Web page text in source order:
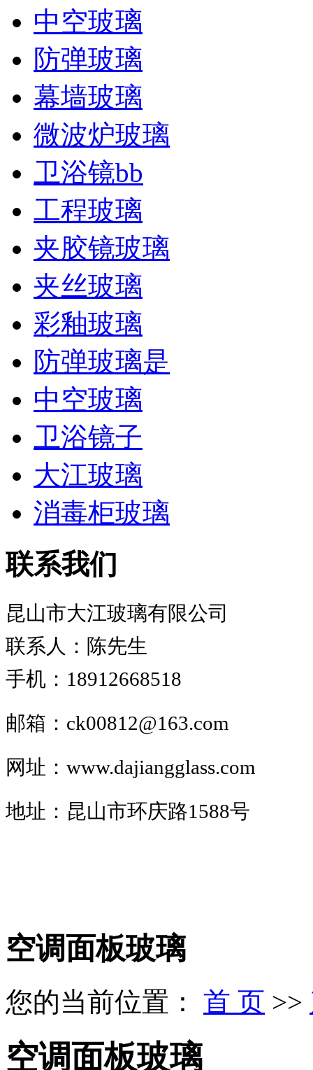
中空玻璃
防弹玻璃
幕墙玻璃
微波炉玻璃
卫浴镜bb
工程玻璃
夹胶镜玻璃
夹丝玻璃
彩釉玻璃
防弹玻璃是
​中空玻璃
卫浴镜子
大江玻璃
消毒柜玻璃
联系我们
昆山市大江玻璃有限公司
联系人：陈先生
手机：18912668518
邮箱：ck00812@163.com
网址：www.dajiangglass.com
地址：昆山市环庆路1588号
空调面板玻璃
您的当前位置： 首 页 >>
空调面板玻璃